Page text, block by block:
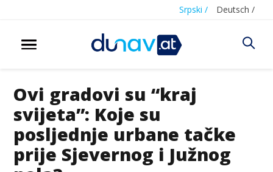
Srpski / Deutsch /
Ovi gradovi su “kraj
svijeta”: Koje su
posljednje urbane tačke
prije Sjevernog i Južnog